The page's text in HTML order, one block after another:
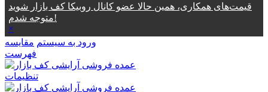
قیمت‌های همکاری، همین حالا عضو کانال روبیکا کف بازار شوید
متوجه شدم!
×
ورود به سیستم مقایسه
فهرست
تنظیمات